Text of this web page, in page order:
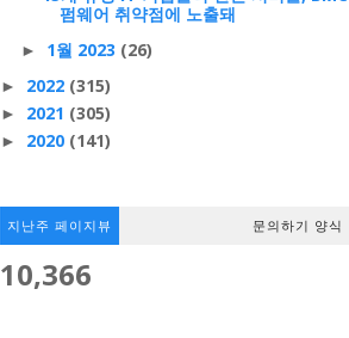
펌웨어 취약점에 노출돼
► 1월 2023 (26)
► 2022 (315)
► 2021 (305)
► 2020 (141)
지난주 페이지뷰 문의하기 양식
10,366